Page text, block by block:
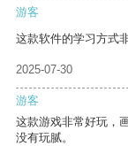
游客
这款软件的学习方式
2025-07-30
游客
这款游戏非常好玩，
没有玩腻。